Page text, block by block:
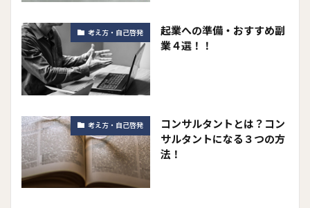
考え方・自己啓発
起業への準備・おすすめ副
業４選！！
考え方・自己啓発
コンサルタントとは？コン
サルタントになる３つの方
法！